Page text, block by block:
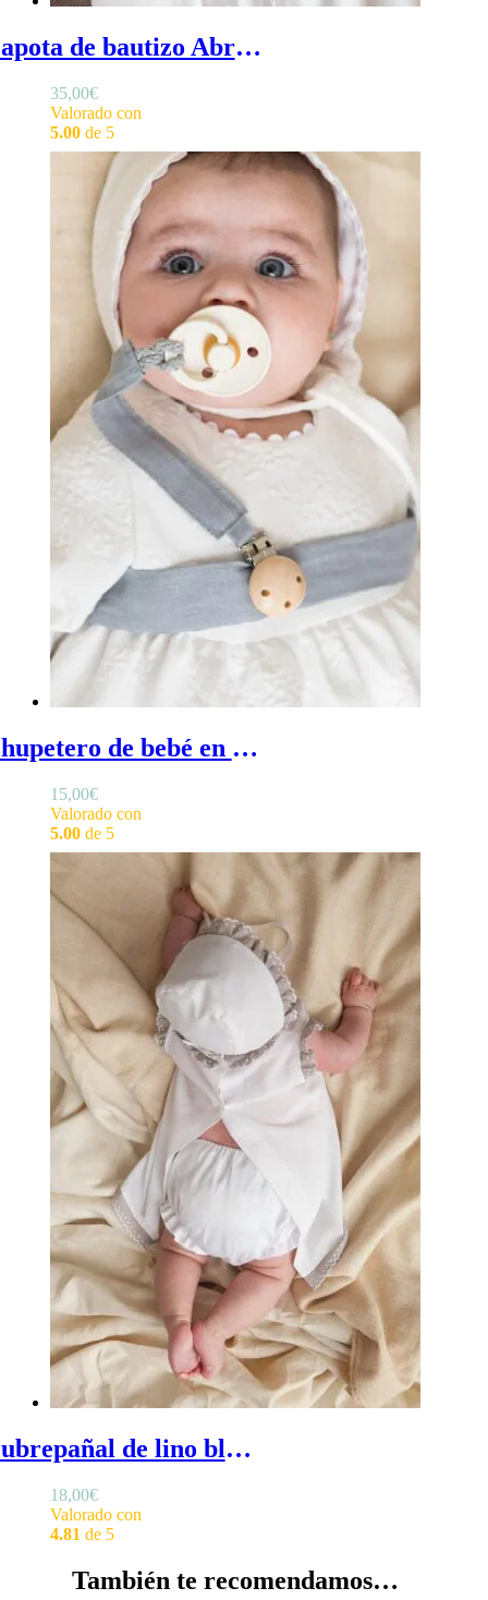
Capota de bautizo Abril - Capota de bautizo en algodón satinado blanco y volante en el frontal
35,00€
Valorado con
5.00 de 5
Chupetero de bebé en lino - Chupetero bautizo bebé de tela confeccionado en lino
15,00€
Valorado con
5.00 de 5
Cubrepañal de lino blanco - Cubrepañal blanco sencillo de lino con volantitos en las perneras
18,00€
Valorado con
4.81 de 5
También te recomendamos…